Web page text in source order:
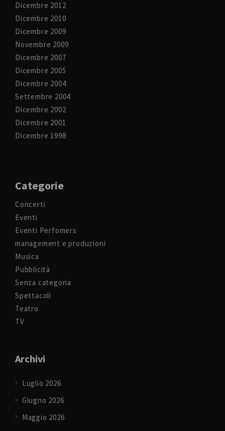
Dicembre 2012
Dicembre 2010
Dicembre 2009
Novembre 2009
Dicembre 2007
Dicembre 2005
Dicembre 2004
Settembre 2004
Dicembre 2002
Dicembre 2001
Dicembre 1998
Categorie
Concerti
Eventi
Eventi Perfomers
management e produzioni
Musica
Pubblicità
Senza categoria
Spettacoli
Teatro
TV
Archivi
Luglio 2026
Giugno 2026
Maggio 2026